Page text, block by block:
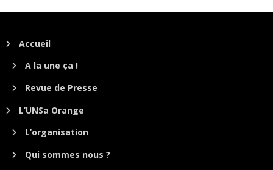
Accueil
A la une ça !
Revue de Presse
L’UNSa Orange
L’organisation
Qui sommes nous ?